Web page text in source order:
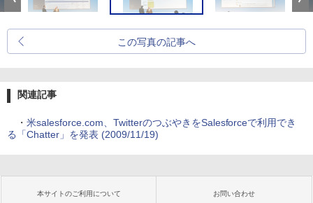
この写真の記事へ
関連記事
・ 米salesforce.com、TwitterのつぶやきをSalesforceで利用でき
る「Chatter」を発表 (2009/11/19)
本サイトのご利用について お問い合わせ